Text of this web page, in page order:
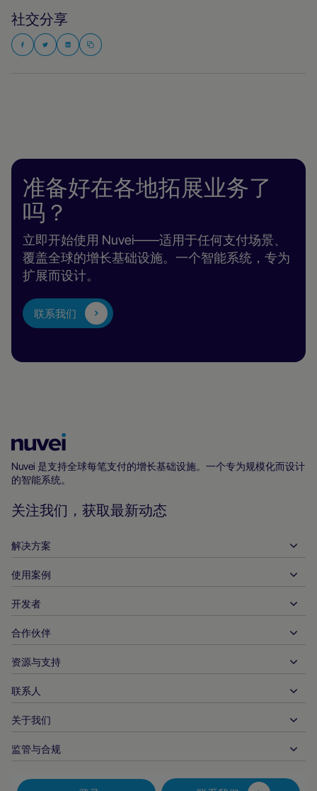
社交分享
准备好在各地拓展业务了
吗？
立即开始使用 Nuvei——适用于任何支付场景、
覆盖全球的增长基础设施。一个智能系统，专为
扩展而设计。
联系我们
主
Nuvei 是支持全球每笔支付的增长基础设施。一个专为规模化而设计
的智能系统。
关注我们，获取最新动态
解决方案
入账
支出
全球收单
实时支付
发布
付款方式
APM
使用案例
接待服务
汽车
企业对企业
金融服务
政府付款
旅行与交通
独立软件供货商
开发者
开发者工具
API 参考文件
文件资料中心
合作伙伴
与我们合作
合作伙伴产品和解决方案
技术合作伙伴
合作伙伴 DNA
合作伙伴见解
资源与支持
客户支持
商家资源
行业报告
联系人
商户销售咨询
首席执行官办公室
关于我们
业务概况
监管与合规
无障碍声明